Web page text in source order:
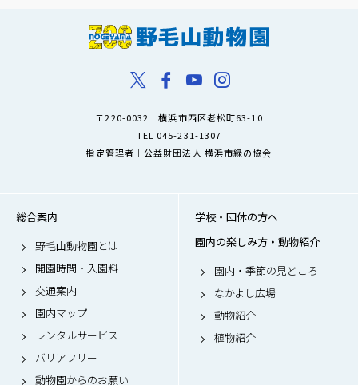
〒220-0032 横浜市西区老松町63-10
TEL 045-231-1307
指定管理者｜公益財団法人 横浜市緑の協会
総合案内
野毛山動物園とは
開園時間・入園料
交通案内
園内マップ
レンタルサービス
バリアフリー
動物園からのお願い
学校・団体の方へ
園内の楽しみ方・動物紹介
園内・季節の見どころ
なかよし広場
動物紹介
植物紹介